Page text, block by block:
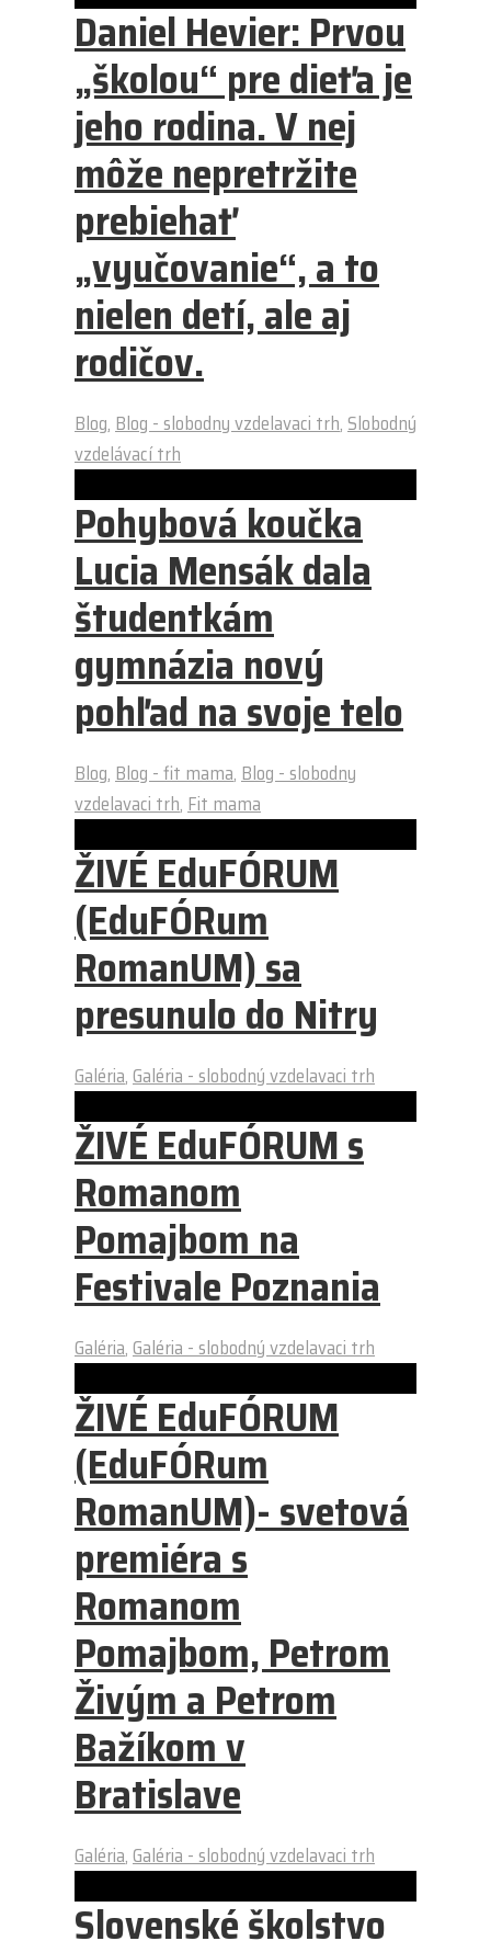
Daniel Hevier: Prvou
„školou“ pre dieťa je
jeho rodina. V nej
môže nepretržite
prebiehať
„vyučovanie“, a to
nielen detí, ale aj
rodičov.
Blog, Blog - slobodny vzdelavaci trh, Slobodný
vzdelávací trh
Pohybová koučka
Lucia Mensák dala
študentkám
gymnázia nový
pohľad na svoje telo
Blog, Blog - fit mama, Blog - slobodny
vzdelavaci trh, Fit mama
ŽIVÉ EduFÓRUM
(EduFÓRum
RomanUM) sa
presunulo do Nitry
Galéria, Galéria - slobodný vzdelavaci trh
ŽIVÉ EduFÓRUM s
Romanom
Pomajbom na
Festivale Poznania
Galéria, Galéria - slobodný vzdelavaci trh
ŽIVÉ EduFÓRUM
(EduFÓRum
RomanUM)- svetová
premiéra s
Romanom
Pomajbom, Petrom
Živým a Petrom
Bažíkom v
Bratislave
Galéria, Galéria - slobodný vzdelavaci trh
Slovenské školstvo